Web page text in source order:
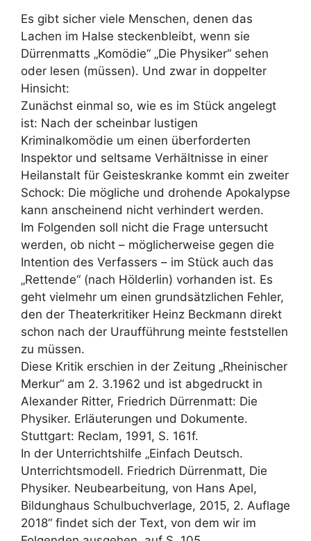
Es gibt sicher viele Menschen, denen das
Lachen im Halse steckenbleibt, wenn sie
Dürrenmatts „Komödie“ „Die Physiker“ sehen
oder lesen (müssen). Und zwar in doppelter
Hinsicht:
Zunächst einmal so, wie es im Stück angelegt
ist: Nach der scheinbar lustigen
Kriminalkomödie um einen überforderten
Inspektor und seltsame Verhältnisse in einer
Heilanstalt für Geisteskranke kommt ein zweiter
Schock: Die mögliche und drohende Apokalypse
kann anscheinend nicht verhindert werden.
Im Folgenden soll nicht die Frage untersucht
werden, ob nicht – möglicherweise gegen die
Intention des Verfassers – im Stück auch das
„Rettende“ (nach Hölderlin) vorhanden ist. Es
geht vielmehr um einen grundsätzlichen Fehler,
den der Theaterkritiker Heinz Beckmann direkt
schon nach der Uraufführung meinte feststellen
zu müssen.
Diese Kritik erschien in der Zeitung „Rheinischer
Merkur“ am 2. 3.1962 und ist abgedruckt in
Alexander Ritter, Friedrich Dürrenmatt: Die
Physiker. Erläuterungen und Dokumente.
Stuttgart: Reclam, 1991, S. 161f.
In der Unterrichtshilfe „Einfach Deutsch.
Unterrichtsmodell. Friedrich Dürrenmatt, Die
Physiker. Neubearbeitung, von Hans Apel,
Bildunghaus Schulbuchverlage, 2015, 2. Auflage
2018“ findet sich der Text, von dem wir im